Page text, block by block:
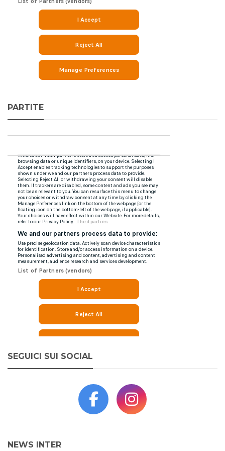
PARTITE
SEGUICI SUI SOCIAL
NEWS INTER